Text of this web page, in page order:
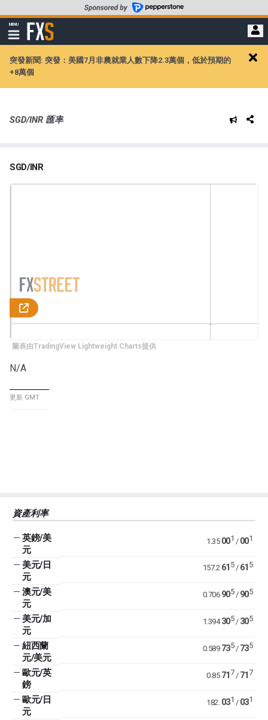
至
要
MENU
顯
示
航
FXStreet
突發新聞: 突發：美國7月非農就業人數下降2.3萬個，低於預期的
+8萬個
SGD/INR 匯率
SGD/INR
圖表由TradingView Lightweight Charts提供
N/A
更新 GMT
資產利率
— 英鎊/美
元
1.35 001 / 001
— 美元/日
元
157.2 61 5/ 61 5
— 澳元/美
元
0.706 905/ 905
— 美元/加
元
1.394 305/ 305
— 紐西蘭
元/美元
0.589 735/ 735
— 歐元/英
鎊
0.85 717 / 717
— 歐元/日
元
182. 031 / 031